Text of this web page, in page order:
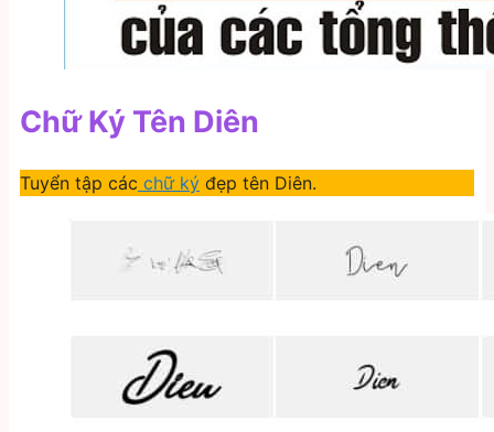
Chữ Ký Tên Diên
Tuyển tập các chữ ký đẹp tên Diên.